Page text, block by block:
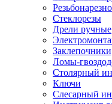
Стеклорезы
Дрели ручные
Ломы-
Столярный
Ключи
Слесарный